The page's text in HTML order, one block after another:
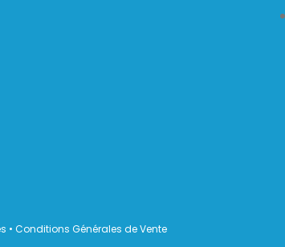
• Conditions Générales de Vente